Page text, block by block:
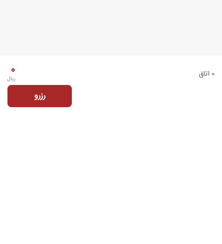
0 اتاق 0
ریال
رزرو